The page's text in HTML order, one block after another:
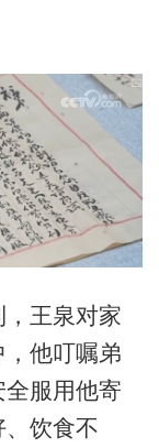
王泉对家
，他叮嘱弟
服用他寄
饮食不